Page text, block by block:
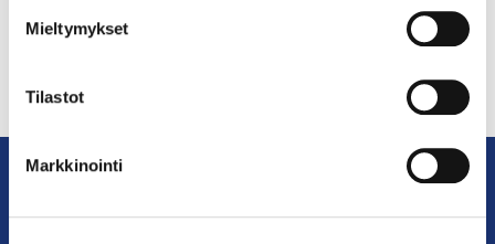
Mieltymykset
Tilastot
Markkinointi
KauppakamariHelsingin